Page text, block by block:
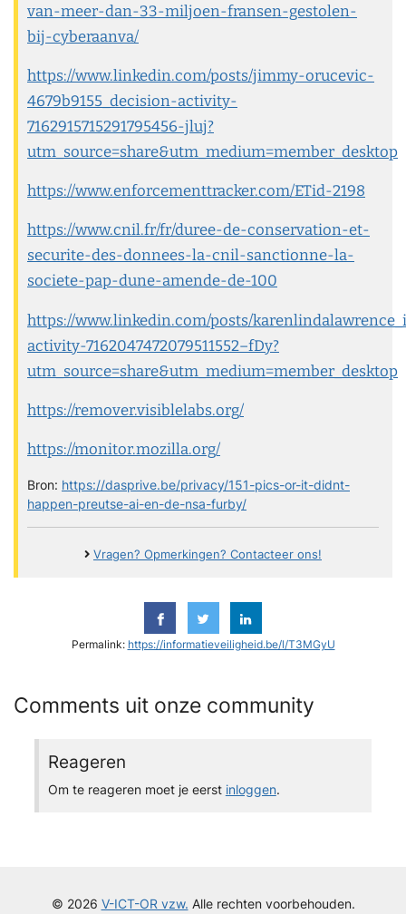
van-meer-dan-33-miljoen-fransen-gestolen-
bij-cyberaanva/
https://www.linkedin.com/posts/jimmy-orucevic-
4679b9155_decision-activity-
7162915715291795456-jluj?
utm_source=share&utm_medium=member_desktop
https://www.enforcementtracker.com/ETid-2198
https://www.cnil.fr/fr/duree-de-conservation-et-
securite-des-donnees-la-cnil-sanctionne-la-
societe-pap-dune-amende-de-100
https://www.linkedin.com/posts/
activity-7162047472079511552–fDy?
utm_source=share&utm_medium=member_desktop
https://remover.visiblelabs.org/
https://monitor.mozilla.org/
Bron: https://dasprive.be/privacy/151-pics-or-it-didnt-
happen-preutse-ai-en-de-nsa-furby/
Vragen? Opmerkingen? Contacteer ons!
Permalink: https://informatieveiligheid.be/l/T3MGyU
Comments uit onze community
Reageren
Om te reageren moet je eerst inloggen.
© 2026 V-ICT-OR vzw. Alle rechten voorbehouden.